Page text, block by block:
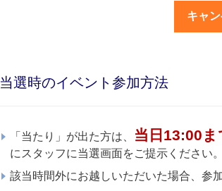
キャ
当選時のイベント参加方法
「当たり」が出た方は、 当日13:00ま
にスタッフに当選画面をご提示ください。
該当時間外にお越しいただいた場合、参